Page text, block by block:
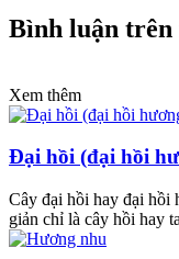
Bình luận trên
Xem thêm
Đại hồi (đại hồi
Cây đại hồi hay đại hồi
giản chỉ là cây hồi hay